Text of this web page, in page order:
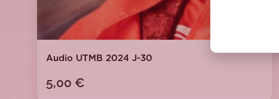
Audio UTMB 2024 J-30
5,00 €